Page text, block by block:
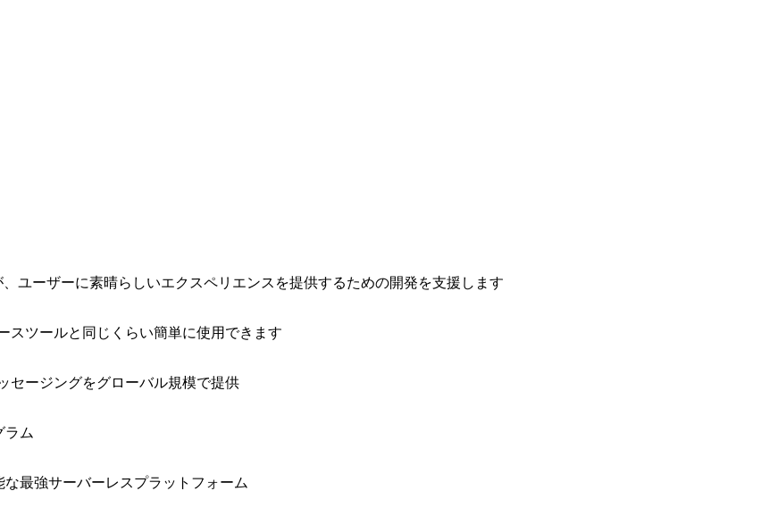
ユーザーに素晴らしいエクスペリエンスを提供するための開発を支援します
スツールと同じくらい簡単に使用できます
セージングをグローバル規模で提供
ラム
最強サーバーレスプラットフォーム